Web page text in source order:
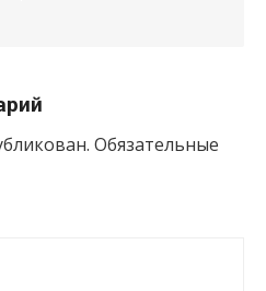
Обязательные